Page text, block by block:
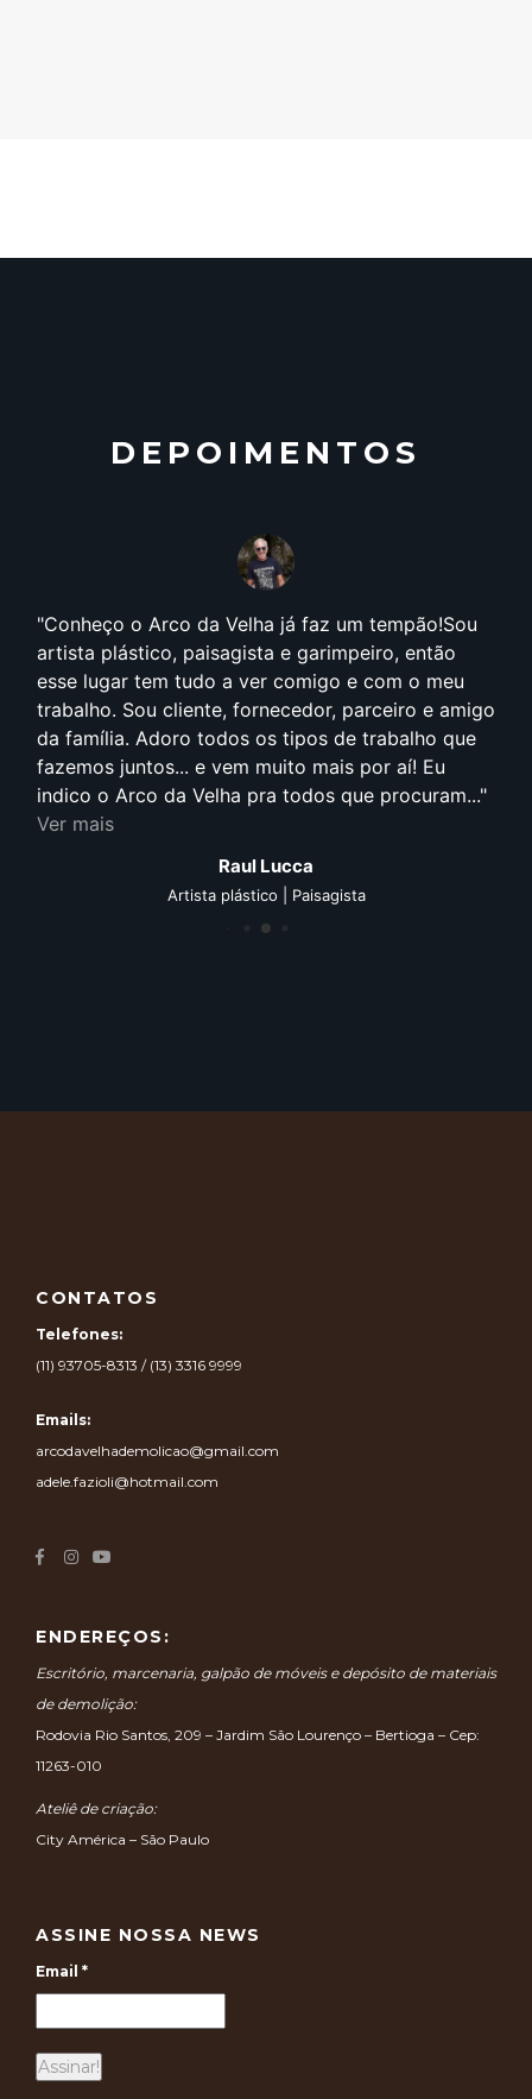
DEPOIMENTOS
Conheço o Arco da Velha já faz um tempão!Sou
artista plástico, paisagista e garimpeiro, então
esse lugar tem tudo a ver comigo e com o meu
trabalho. Sou cliente, fornecedor, parceiro e amigo
da família. Adoro todos os tipos de trabalho que
fazemos juntos... e vem muito mais por aí! Eu
indico o Arco da Velha pra todos que procuram...
Ver mais
Raul Lucca
Artista plástico | Paisagista
CONTATOS
Telefones:
(11) 93705-8313 / (13) 3316 9999
Emails:
arcodavelhademolicao@gmail.com
adele.fazioli@hotmail.com
ENDEREÇOS:
Escritório, marcenaria, galpão de móveis e depósito de materiais
de demolição:
Rodovia Rio Santos, 209 – Jardim São Lourenço – Bertioga – Cep:
11263-010
Ateliê de criação:
City América – São Paulo
ASSINE NOSSA NEWS
Email *